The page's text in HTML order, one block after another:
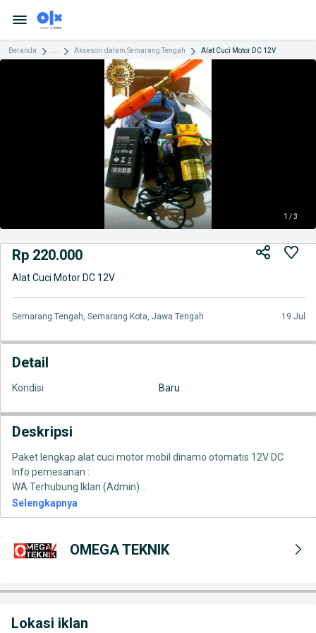
Beranda Aksesori dalam Semarang Tengah Alat Cuci Motor DC 12V
1 / 3
Rp 220.000
Alat Cuci Motor DC 12V
Semarang Tengah, Semarang Kota, Jawa Tengah 19 Jul
Detail
Kondisi Baru
Deskripsi
Paket lengkap alat cuci motor mobil dinamo otomatis 12V DC
Info pemesanan :
WA Terhubung Iklan (Admin)
Selengkapnya
OMEGA TEKNIK
Lokasi iklan